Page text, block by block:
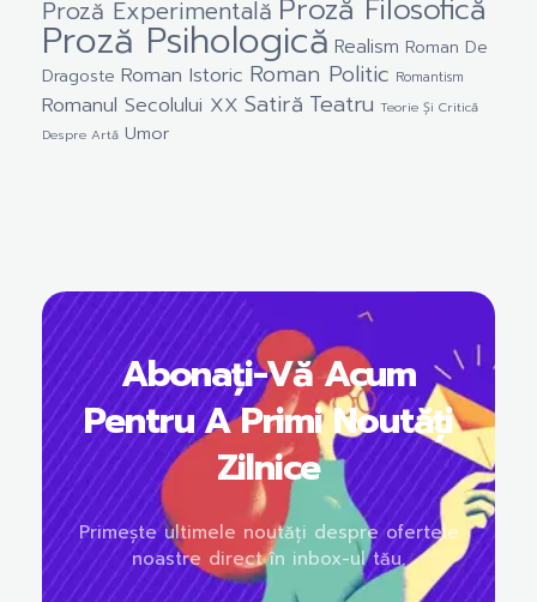
Proză Experimentală Proză Filosofică
Proză Psihologică Realism Roman De
Dragoste Roman Istoric Roman Politic Romantism
Romanul Secolului XX Satiră Teatru Teorie Și Critică
Despre Artă Umor
Abonați-Vă Acum
Pentru A Primi Noutăți
Zilnice
Primește ultimele noutăți despre ofertele
noastre direct în inbox-ul tău.